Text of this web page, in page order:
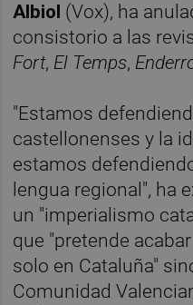
Albiol (Vox), ha
consistorio a las
Fort, El Temps,
"Estamos
castellonenses y la
estamos
lengua regional", ha
un "imperialismo
que "pretende
solo en Cataluña"
Comunidad